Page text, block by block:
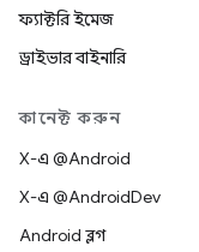
ফ্যাক্টরি ইমেজ
ড্রাইভার বাইনারি
কানেক্ট করুন
X-এ @Android
X-এ @AndroidDev
Android ব্লগ